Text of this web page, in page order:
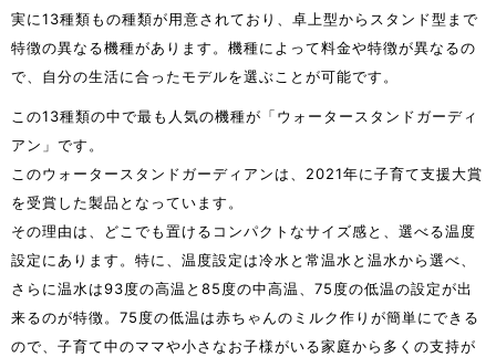
実に13種類もの種類が用意されており、卓上型からスタンド型まで
特徴の異なる機種があります。機種によって料金や特徴が異なるの
で、自分の生活に合ったモデルを選ぶことが可能です。
この13種類の中で最も人気の機種が「ウォータースタンドガーディ
アン」です。
このウォータースタンドガーディアンは、2021年に子育て支援大賞
を受賞した製品となっています。
その理由は、どこでも置けるコンパクトなサイズ感と、選べる温度
設定にあります。特に、温度設定は冷水と常温水と温水から選べ、
さらに温水は93度の高温と85度の中高温、75度の低温の設定が出
来るのが特徴。75度の低温は赤ちゃんのミルク作りが簡単にできる
ので、子育て中のママや小さなお子様がいる家庭から多くの支持が